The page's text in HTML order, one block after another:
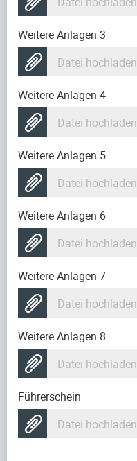
Weitere Anlagen 3
Datei hochladen
Weitere Anlagen 4
Datei hochladen
Weitere Anlagen 5
Datei hochladen
Weitere Anlagen 6
Datei hochladen
Weitere Anlagen 7
Datei hochladen
Weitere Anlagen 8
Datei hochladen
Führerschein
Datei hochladen